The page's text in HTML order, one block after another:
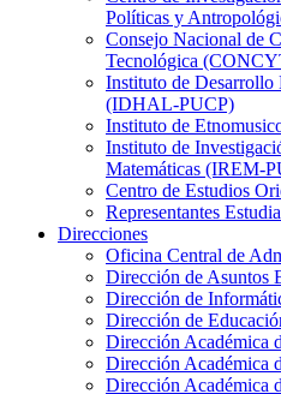
Políticas y
Consejo Nacional de
Tecnológica
Instituto de Desarrollo
(IDHAL-PUCP)
Instituto de
Instituto de
Matemáticas (IREM-
Centro de Estudios
Representantes
Direcciones
Oficina Central de
Dirección de Asuntos
Dirección de
Dirección de
Dirección Académica
Dirección Académica
Dirección Académica